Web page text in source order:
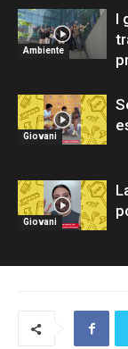
Ambiente
I
Giovani
Giovani